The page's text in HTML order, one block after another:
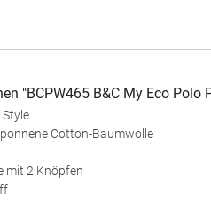
"BCPW465 B&C My Eco Polo
Style
Cotton-Baumwolle
mit 2 Knöpfen